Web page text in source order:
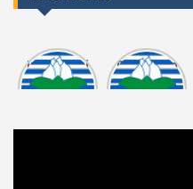
Informasi
Dokumen
tasi